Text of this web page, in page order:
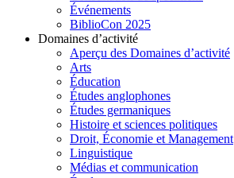
Événements
BiblioCon 2025
Domaines d’activité
Aperçu des Domaines d’activité
Arts
Éducation
Études anglophones
Études germaniques
Histoire et sciences politiques
Droit, Économie et Management
Linguistique
Médias et communication